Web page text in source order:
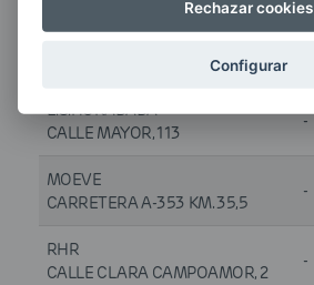
CARRETERA A-353 KM. 33,5
E.S.HORADADA
CALLE MAYOR, 113
-
MOEVE
CARRETERA A-353 KM. 35,5
-
RHR
CALLE CLARA CAMPOAMOR, 2
-
Rechazar cookies
Configurar